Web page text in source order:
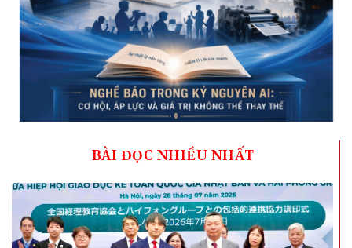
BÀI ĐỌC NHIỀU NHẤT